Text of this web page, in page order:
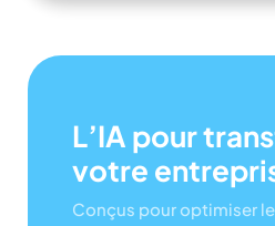
votre
Conçus pour optimiser
l'efficacité et renforcer